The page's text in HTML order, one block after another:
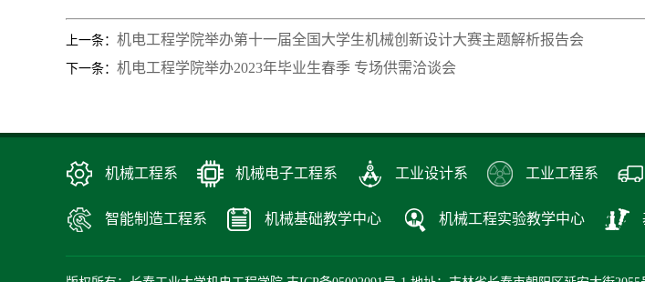
上一条： 机电工程学院举办第十一届全国大学生机械创新设计大赛主题解析报告会
下一条： 机电工程学院举办2023年毕业生春季 专场供需洽谈会
机械工程系 机械电子工程系 工业设计系 工业工程系
智能制造工程系 机械基础教学中心 机械工程实验教学中心